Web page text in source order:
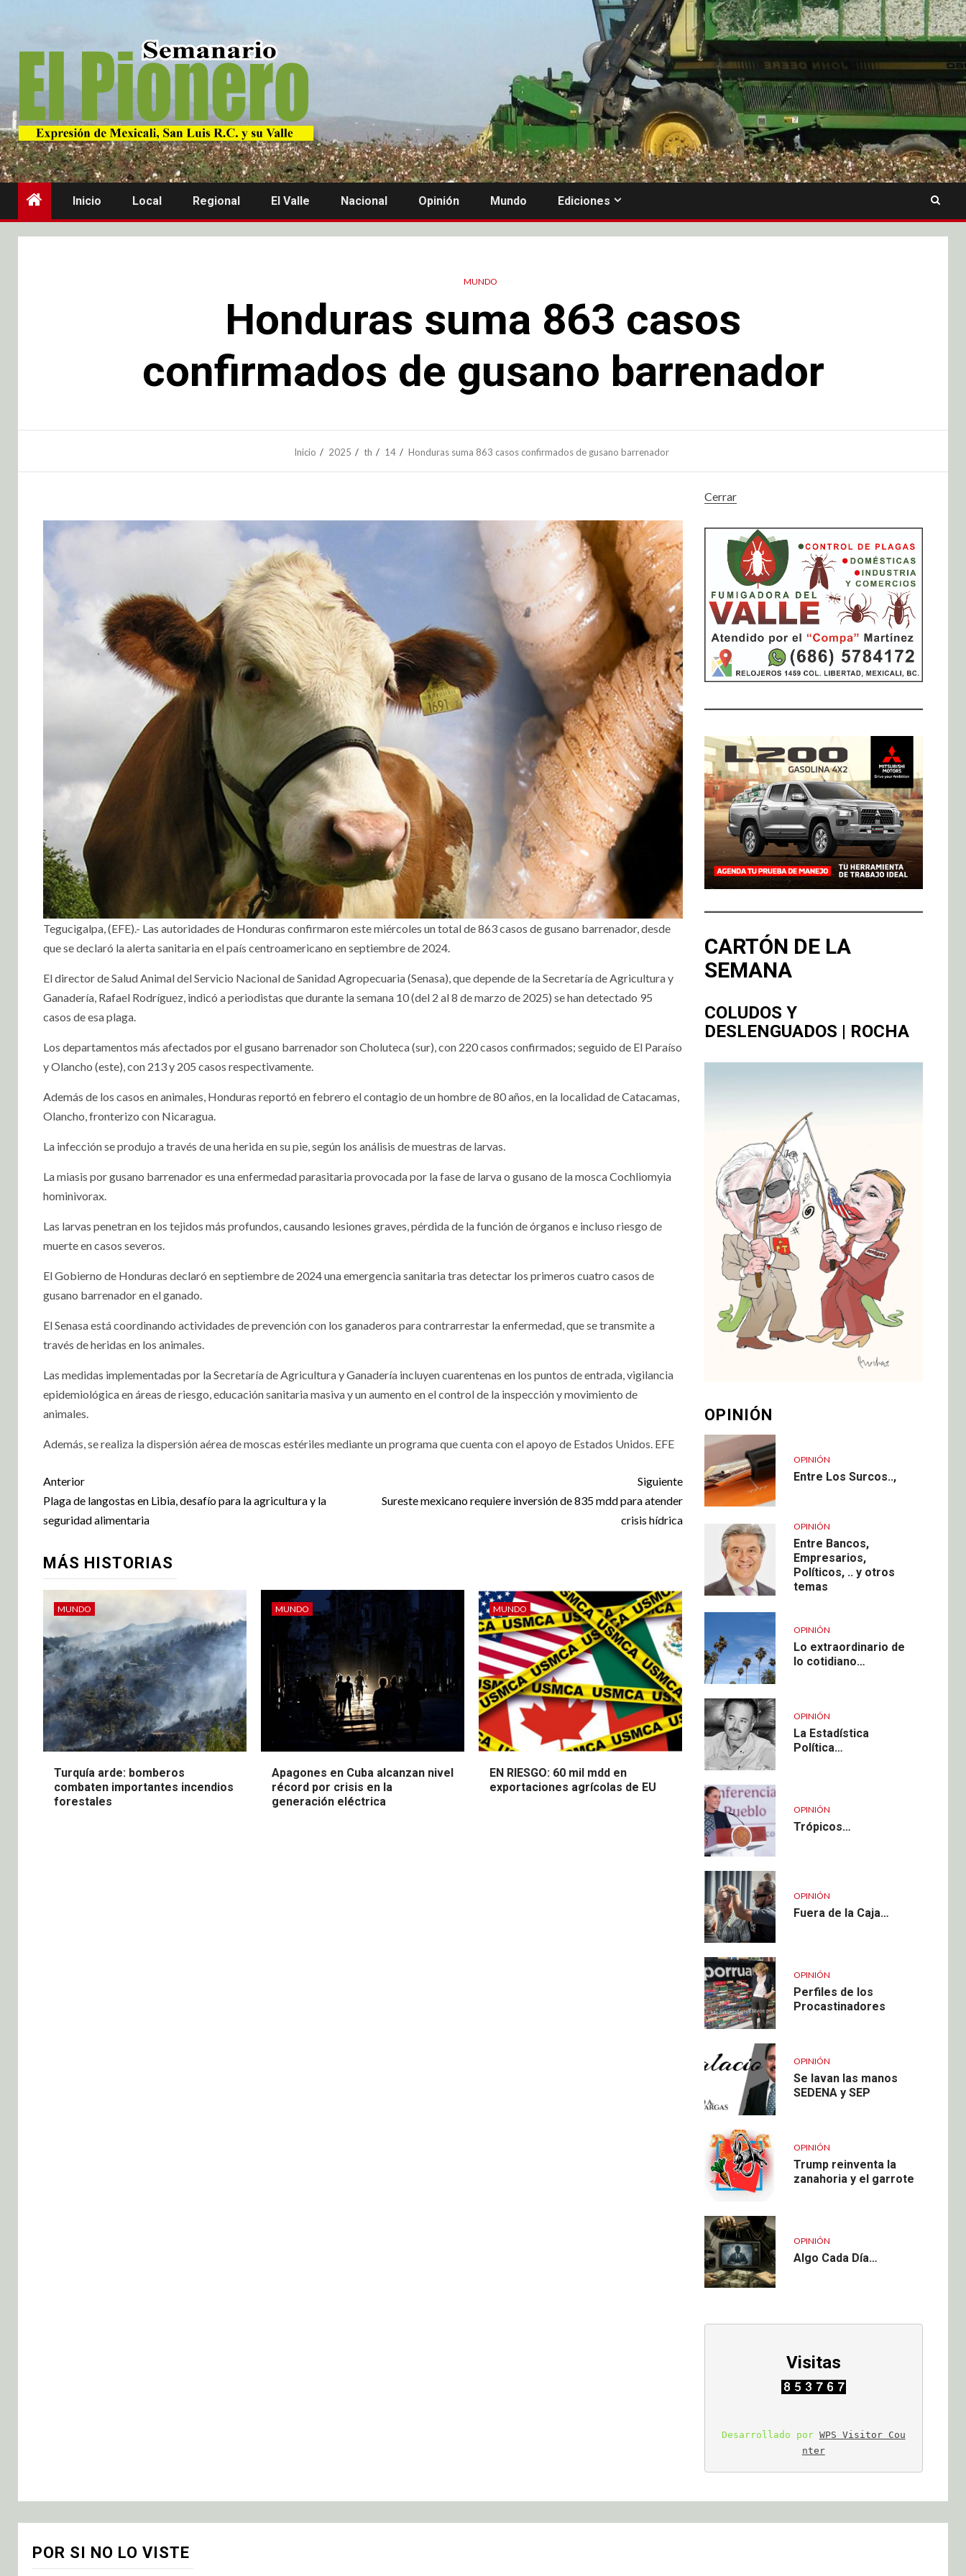
Inicio Local Regional El Valle Nacional Opinión Mundo Ediciones
MUNDO
Honduras suma 863 casos
confirmados de gusano barrenador
Inicio 2025 th 14 Honduras suma 863 casos confirmados de gusano barrenador
Tegucigalpa, (EFE).- Las autoridades de Honduras confirmaron este miércoles un total de 863 casos de gusano barrenador, desde
que se declaró la alerta sanitaria en el país centroamericano en septiembre de 2024.
El director de Salud Animal del Servicio Nacional de Sanidad Agropecuaria (Senasa), que depende de la Secretaría de Agricultura y
Ganadería, Rafael Rodríguez, indicó a periodistas que durante la semana 10 (del 2 al 8 de marzo de 2025) se han detectado 95
casos de esa plaga.
Los departamentos más afectados por el gusano barrenador son Choluteca (sur), con 220 casos confirmados; seguido de El Paraíso
y Olancho (este), con 213 y 205 casos respectivamente.
Además de los casos en animales, Honduras reportó en febrero el contagio de un hombre de 80 años, en la localidad de Catacamas,
Olancho, fronterizo con Nicaragua.
La infección se produjo a través de una herida en su pie, según los análisis de muestras de larvas.
La miasis por gusano barrenador es una enfermedad parasitaria provocada por la fase de larva o gusano de la mosca Cochliomyia
hominivorax.
Las larvas penetran en los tejidos más profundos, causando lesiones graves, pérdida de la función de órganos e incluso riesgo de
muerte en casos severos.
El Gobierno de Honduras declaró en septiembre de 2024 una emergencia sanitaria tras detectar los primeros cuatro casos de
gusano barrenador en el ganado.
El Senasa está coordinando actividades de prevención con los ganaderos para contrarrestar la enfermedad, que se transmite a
través de heridas en los animales.
Las medidas implementadas por la Secretaría de Agricultura y Ganadería incluyen cuarentenas en los puntos de entrada, vigilancia
epidemiológica en áreas de riesgo, educación sanitaria masiva y un aumento en el control de la inspección y movimiento de
animales.
Además, se realiza la dispersión aérea de moscas estériles mediante un programa que cuenta con el apoyo de Estados Unidos. EFE
Anterior
Plaga de langostas en Libia, desafío para la agricultura y la
seguridad alimentaria
Siguiente
Sureste mexicano requiere inversión de 835 mdd para atender
crisis hídrica
MÁS HISTORIAS
MUNDO
Turquía arde: bomberos
combaten importantes incendios
forestales
MUNDO
Apagones en Cuba alcanzan nivel
récord por crisis en la
generación eléctrica
MUNDO
EN RIESGO: 60 mil mdd en
exportaciones agrícolas de EU
Cerrar
CARTÓN DE LA
SEMANA
COLUDOS Y
DESLENGUADOS | ROCHA
OPINIÓN
OPINIÓN
Entre Los Surcos..,
OPINIÓN
Entre Bancos,
Empresarios,
Políticos, .. y otros
temas
OPINIÓN
Lo extraordinario de
lo cotidiano…
OPINIÓN
La Estadística
Política…
OPINIÓN
Trópicos…
OPINIÓN
Fuera de la Caja…
OPINIÓN
Perfiles de los
Procastinadores
OPINIÓN
Se lavan las manos
SEDENA y SEP
OPINIÓN
Trump reinventa la
zanahoria y el garrote
OPINIÓN
Algo Cada Día…
Visitas
Desarrollado por WPS Visitor Cou
nter
POR SI NO LO VISTE